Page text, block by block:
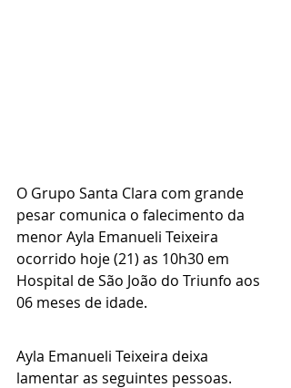
O Grupo Santa Clara com grande
pesar comunica o falecimento da
menor Ayla Emanueli Teixeira
ocorrido hoje (21) as 10h30 em
Hospital de São João do Triunfo aos
06 meses de idade.
Ayla Emanueli Teixeira deixa
lamentar as seguintes pessoas.